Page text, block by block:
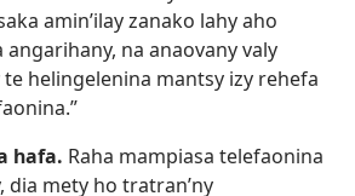
amin’ilay zanako lahy aho
na anaovany valy
helingelenina mantsy izy rehefa
hafa. Raha mampiasa telefaonina
dia mety ho tratran’ny